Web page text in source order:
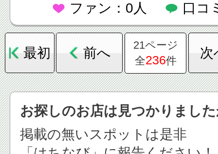
ファン：0人 口コ
最初 前へ
21ページ
全236件
次
お探しのお店は見つかりまし
掲載の無いスポットは是非